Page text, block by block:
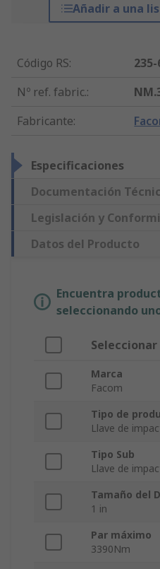
Añadir a una
Código RS:
Nº ref. fabric.:
Fabricante:
Especificaciones
Documentación
Legislación y
Datos del Producto
Encuentra
seleccionando
Marca
Facom
Tipo de
Llave de
Tipo Sub
Llave de
Tamaño del
1 in
Par máximo
3390Nm